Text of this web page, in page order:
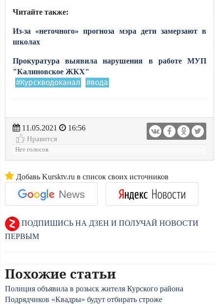
Читайте также:
Из-за «неточного» прогноза мэра дети замерзают в
школах
Прокуратура выявила нарушения в работе МУП
"Калиновское ЖКХ"
#Курскводоканал #вода
11.05.2021
16:56
Нравится
Нет голосов
Добавь Kursktv.ru в список своих источников
ПОДПИШИСЬ НА ДЗЕН И ПОЛУЧАЙ НОВОСТИ
ПЕРВЫМ
Похожие статьи
Полиция объявила в розыск жителя Курского района
Подрядчиков «Квадры» будут отбирать строже